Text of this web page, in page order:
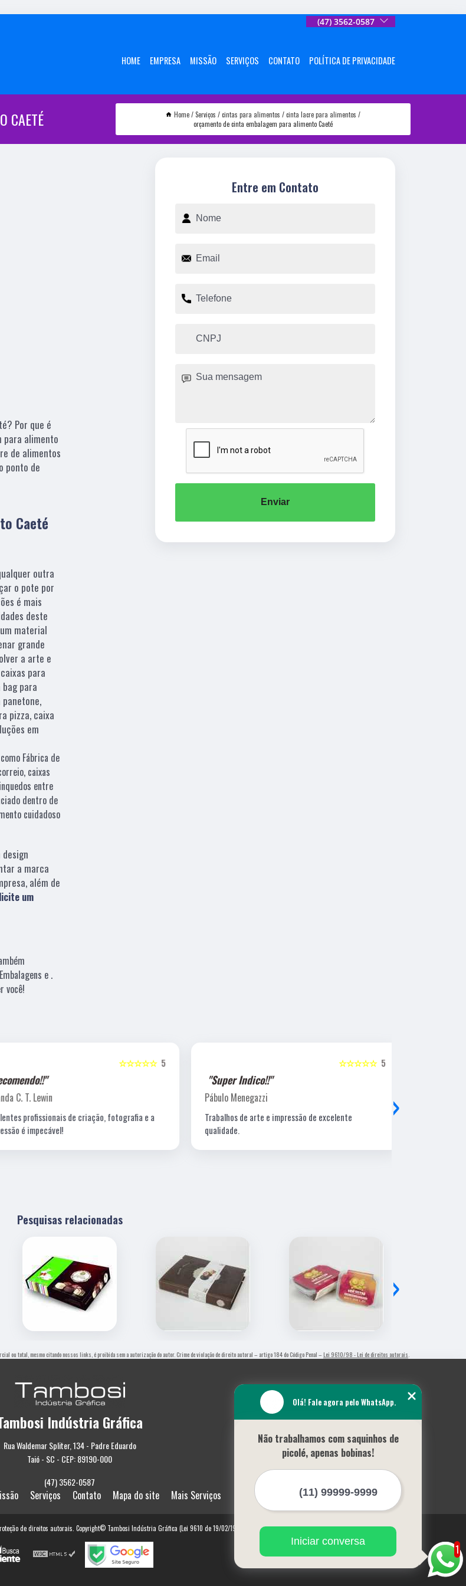
(47) 3562-0587
HOME EMPRESA MISSÃO SERVIÇOS CONTATO POLÍTICA DE PRIVACIDADE
CAETÉ Home Serviços cintas para alimentos
cinta lacre para alimentos
orçamento de cinta embalagem para alimento Caeté
Por que é
para alimento
de alimentos
ponto de
Caeté
outra
o pote por
é mais
deste
material
grande
a arte e
para
para
pizza, caixa
em
Fábrica de
caixas
entre
dentro de
cuidadoso
a marca
além de
um
e .
você!
Entre em Contato
Enviar
5
☆☆☆☆☆
C. T. Lewin
profissionais de criação, fotografia e a
é impecável!
5
☆☆☆☆☆
"Super Indico!!"
Pábulo Menegazzi
Trabalhos de arte e impressão de excelente
qualidade.
›
Pesquisas relacionadas
›
ou total, mesmo citando nossos links, é proibida sem a autorização do autor. Crime de violação de direito autoral – artigo 184 do Código Penal – Lei 9610/98 - Lei de direitos autorais
Indústria Gráfica
Rua Waldemar Spliter, 134 - Padre Eduardo
Taió - SC - CEP: 89190-000
(47) 3562-0587
Serviços Contato Mapa do site Mais Serviços
de direitos autorais. Copyright© Tambosi Indústria Gráfica (Lei 9610 de 19/02/1998)
1
Olá! Fale agora pelo WhatsApp.
Não trabalhamos com saquinhos de
picolé, apenas bobinas!
Iniciar conversa